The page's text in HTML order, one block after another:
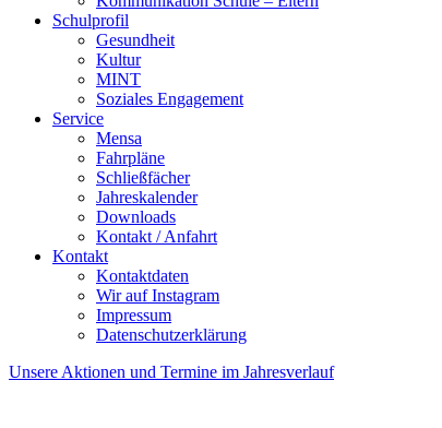
Schulprofil
Gesundheit
Kultur
MINT
Soziales Engagement
Service
Mensa
Fahrpläne
Schließfächer
Jahreskalender
Downloads
Kontakt / Anfahrt
Kontakt
Kontaktdaten
Wir auf Instagram
Impressum
Datenschutzerklärung
Unsere Aktionen und Termine im Jahresverlauf